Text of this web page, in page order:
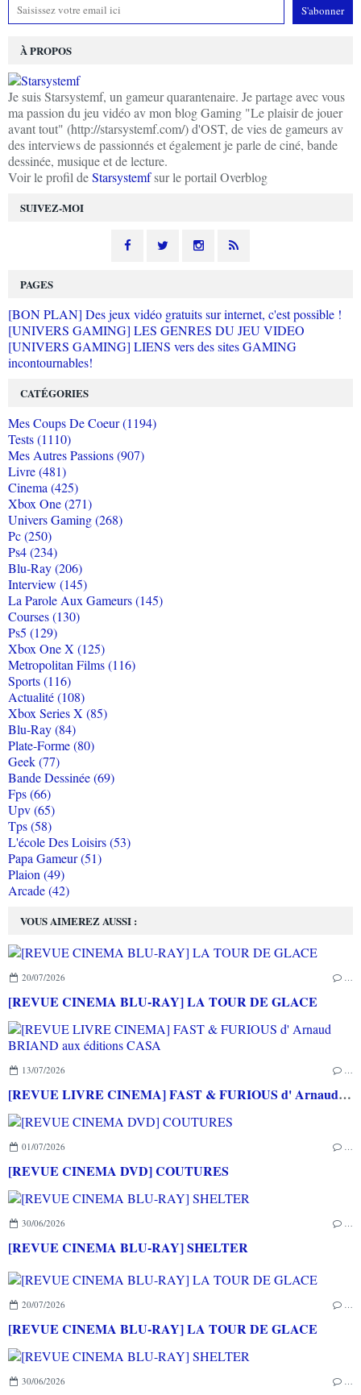
SUIVEZ-MOI
À PROPOS
Je suis Starsystemf, un gameur quarantenaire. Je partage avec vous
ma passion du jeu vidéo av mon blog Gaming "Le plaisir de jouer
avant tout" (http://starsystemf.com/) d'OST, de vies de gameurs av
des interviews de passionnés et également je parle de ciné, bande
dessinée, musique et de lecture.
Voir le profil deStarsystemfsur le portail Overblog
VOUS AIMEREZ AUSSI :
20/07/2026 …
[REVUE CINEMA BLU-RAY] LA TOUR DE GLACE
13/07/2026 …
[REVUE LIVRE CINEMA] FAST & FURIOUS d' Arnaud BRIAND aux éditions CASA
01/07/2026 …
[REVUE CINEMA DVD] COUTURES
30/06/2026 …
[REVUE CINEMA BLU-RAY] SHELTER
20/07/2026 …
[REVUE CINEMA BLU-RAY] LA TOUR DE GLACE
30/06/2026 …
PAGES
[BON PLAN] Des jeux vidéo gratuits sur internet, c'est possible !
[UNIVERS GAMING] LES GENRES DU JEU VIDEO
[UNIVERS GAMING] LIENS vers des sites GAMING
incontournables!
CATÉGORIES
Mes Coups De Coeur (1194)
Tests (1110)
Mes Autres Passions (907)
Livre (481)
Cinema (425)
Xbox One (271)
Univers Gaming (268)
Pc (250)
Ps4 (234)
Blu-Ray (206)
Interview (145)
La Parole Aux Gameurs (145)
Courses (130)
Ps5 (129)
Xbox One X (125)
Metropolitan Films (116)
Sports (116)
Actualité (108)
Xbox Series X (85)
Blu-Ray (84)
Plate-Forme (80)
Geek (77)
Bande Dessinée (69)
Fps (66)
Upv (65)
Tps (58)
L'école Des Loisirs (53)
Papa Gameur (51)
Plaion (49)
Arcade (42)